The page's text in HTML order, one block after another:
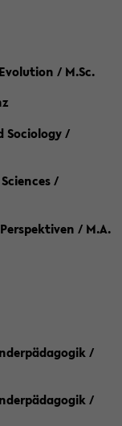
/ M.Sc.
Sociology /
/
/ M.A.
/
/